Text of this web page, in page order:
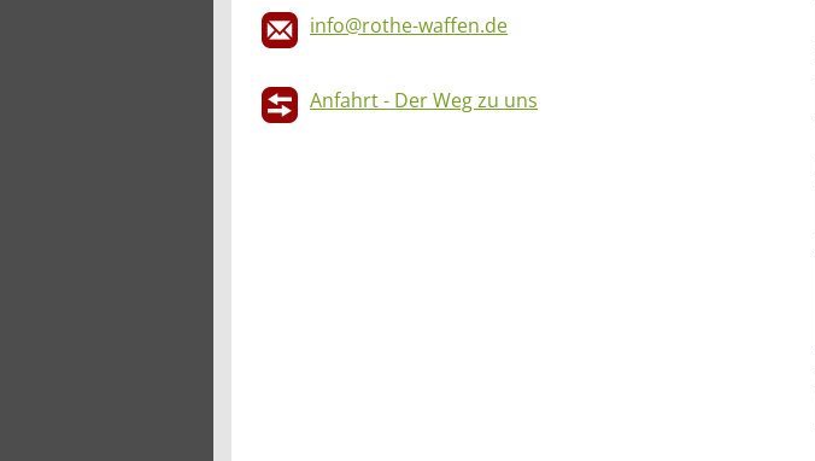
info@rothe-waffen.de
Anfahrt - Der Weg zu uns